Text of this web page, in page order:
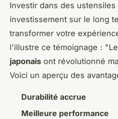
Investir dans des
investissement sur le long
transformer votre
l'illustre ce témoignage :
japonais ont révolutionné
Voici un aperçu des
Durabilité accrue
Meilleure performance